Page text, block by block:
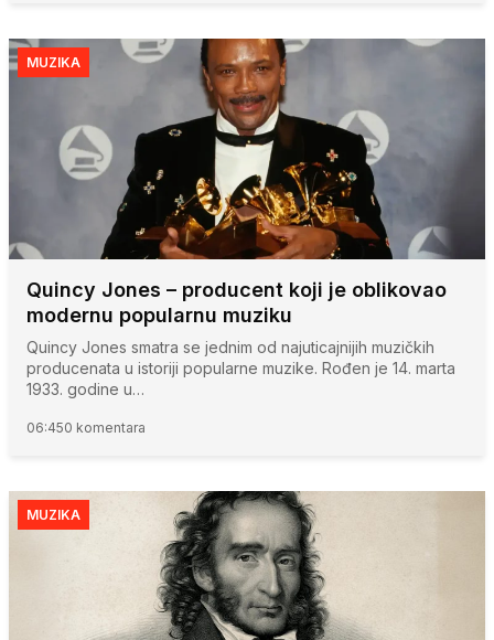
MUZIKA
Quincy Jones – producent koji je oblikovao
modernu popularnu muziku
Quincy Jones smatra se jednim od najuticajnijih muzičkih
producenata u istoriji popularne muzike. Rođen je 14. marta
1933. godine u…
06:450 komentara
MUZIKA